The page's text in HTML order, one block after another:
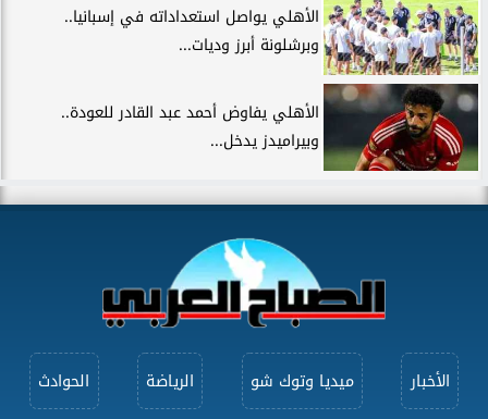
الأهلي يواصل استعداداته في إسبانيا..
وبرشلونة أبرز وديات...
الأهلي يفاوض أحمد عبد القادر للعودة..
وبيراميدز يدخل...
الأخبار ميديا وتوك شو الرياضة الحوادث